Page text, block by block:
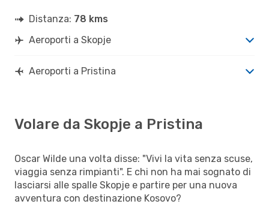
Distanza: 78 kms
Aeroporti a Skopje
Aeroporti a Pristina
Volare da Skopje a Pristina
Oscar Wilde una volta disse: "Vivi la vita senza scuse,
viaggia senza rimpianti". E chi non ha mai sognato di
lasciarsi alle spalle Skopje e partire per una nuova
avventura con destinazione Kosovo?